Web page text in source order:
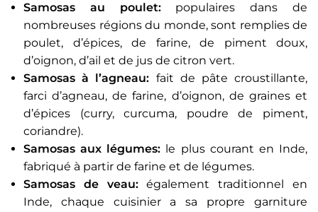
Samosas au poulet:populaires dans de
nombreuses régions du monde, sont remplies de
poulet, d’épices, de farine, de piment doux,
d’oignon, d’ail et de jus de citron vert.
Samosas à l’agneau: fait de pâte croustillante,
farci d’agneau, de farine, d’oignon, de graines et
d’épices (curry, curcuma, poudre de piment,
coriandre).
Samosas aux légumes: le plus courant en Inde,
fabriqué à partir de farine et de légumes.
Samosas de veau:également traditionnel en
Inde, chaque cuisinier a sa propre garniture